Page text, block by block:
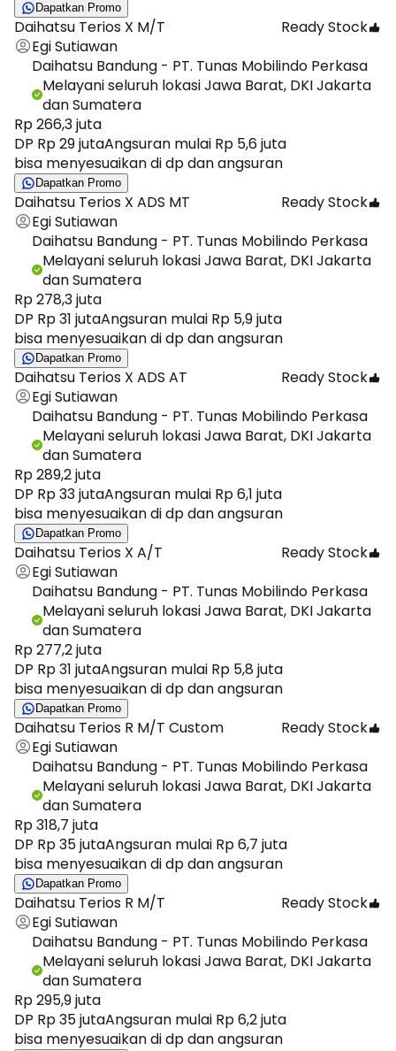
Dapatkan Promo
Daihatsu Terios X M/T
Ready Stock
Egi Sutiawan
Daihatsu Bandung - PT. Tunas Mobilindo Perkasa
Melayani seluruh lokasi Jawa Barat, DKI Jakarta
dan Sumatera
Rp 266,3 juta
DP Rp 29 jutaAngsuran mulai Rp 5,6 juta
bisa menyesuaikan di dp dan angsuran
Dapatkan Promo
Daihatsu Terios X ADS MT
Ready Stock
Egi Sutiawan
Daihatsu Bandung - PT. Tunas Mobilindo Perkasa
Melayani seluruh lokasi Jawa Barat, DKI Jakarta
dan Sumatera
Rp 278,3 juta
DP Rp 31 jutaAngsuran mulai Rp 5,9 juta
bisa menyesuaikan di dp dan angsuran
Dapatkan Promo
Daihatsu Terios X ADS AT
Ready Stock
Egi Sutiawan
Daihatsu Bandung - PT. Tunas Mobilindo Perkasa
Melayani seluruh lokasi Jawa Barat, DKI Jakarta
dan Sumatera
Rp 289,2 juta
DP Rp 33 jutaAngsuran mulai Rp 6,1 juta
bisa menyesuaikan di dp dan angsuran
Dapatkan Promo
Daihatsu Terios X A/T
Ready Stock
Egi Sutiawan
Daihatsu Bandung - PT. Tunas Mobilindo Perkasa
Melayani seluruh lokasi Jawa Barat, DKI Jakarta
dan Sumatera
Rp 277,2 juta
DP Rp 31 jutaAngsuran mulai Rp 5,8 juta
bisa menyesuaikan di dp dan angsuran
Dapatkan Promo
Daihatsu Terios R M/T Custom
Ready Stock
Egi Sutiawan
Daihatsu Bandung - PT. Tunas Mobilindo Perkasa
Melayani seluruh lokasi Jawa Barat, DKI Jakarta
dan Sumatera
Rp 318,7 juta
DP Rp 35 jutaAngsuran mulai Rp 6,7 juta
bisa menyesuaikan di dp dan angsuran
Dapatkan Promo
Daihatsu Terios R M/T
Ready Stock
Egi Sutiawan
Daihatsu Bandung - PT. Tunas Mobilindo Perkasa
Melayani seluruh lokasi Jawa Barat, DKI Jakarta
dan Sumatera
Rp 295,9 juta
DP Rp 35 jutaAngsuran mulai Rp 6,2 juta
bisa menyesuaikan di dp dan angsuran